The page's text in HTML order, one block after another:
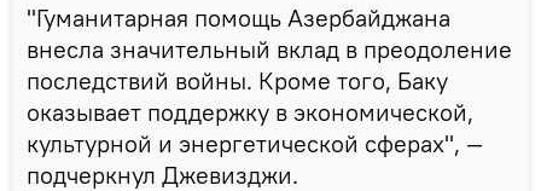
"Гуманитарная помощь Азербайджана
внесла значительный вклад в преодоление
последствий войны. Кроме того, Баку
оказывает поддержку в экономической,
культурной и энергетической сферах", —
подчеркнул Джевизджи.